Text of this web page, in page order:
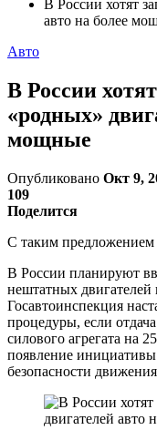
В России хотят
авто на более
Авто
В России
«родных»
мощные
Опубликовано Окт 9,
109
Поделится
С таким
В России планируют
нештатных
Госавтоинспекция
процедуры, если
силового агрегата на
появление
безопасности